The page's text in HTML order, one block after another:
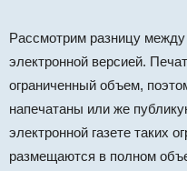
Рассмотрим разницу между
электронной версией.
ограниченный объем,
напечатаны или же
электронной газете таких
размещаются в полном